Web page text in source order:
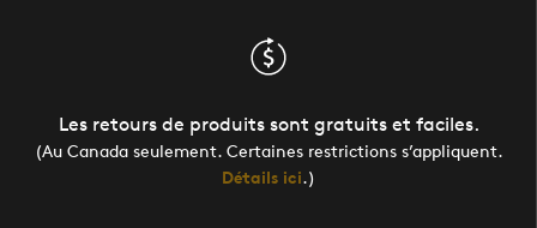
Les retours de produits sont gratuits et faciles.
(Au Canada seulement. Certaines restrictions s’appliquent.
Détails ici.)